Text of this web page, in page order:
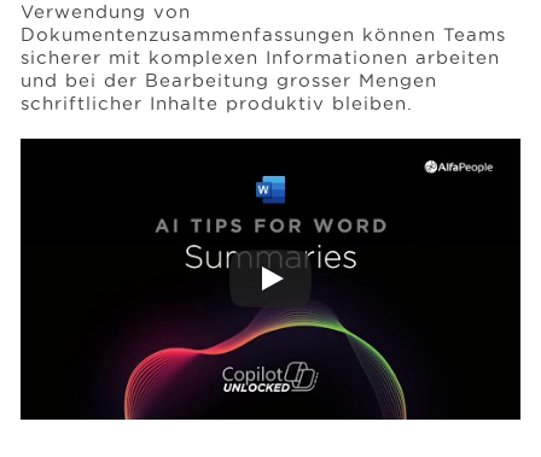
Verwendung von
Dokumentenzusammenfassungen können Teams
sicherer mit komplexen Informationen arbeiten
und bei der Bearbeitung grosser Mengen
schriftlicher Inhalte produktiv bleiben.
Über uns